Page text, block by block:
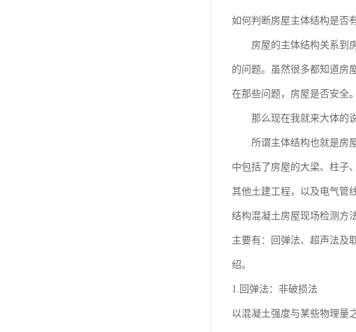
如何判断房屋主体结构是否
房屋的主体结构关系到房
的问题。虽然很多都知道房
在那些问题，房屋是否安全。
那么现在我就来大体的说
所谓主体结构也就是房屋
中包括了房屋的大梁、柱子
其他土建工程，以及电气管
结构混凝土房屋现场检测方
主要有：回弹法、超声法及
绍。
1.回弹法：非破损法
以混凝土强度与某些物理量